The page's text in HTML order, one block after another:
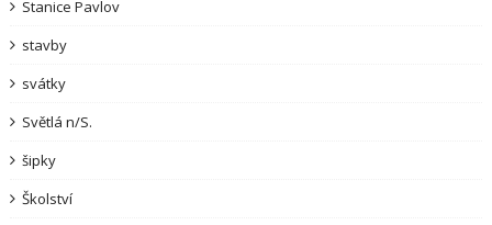
Stanice Pavlov
stavby
svátky
Světlá n/S.
šipky
Školství